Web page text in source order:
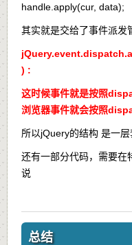
handle.apply(cur, data);
其实就是交给了事件派发
) :
这时候事件就是按照
浏览器事件就会按照
所以jQuery的结构 是一
还有一部分代码，需要在
说
总结